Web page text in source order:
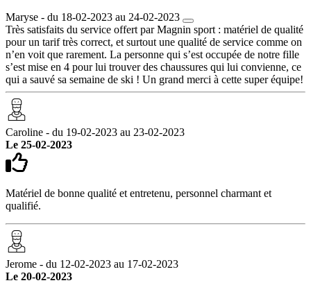
Maryse - du 18-02-2023 au 24-02-2023
Très satisfaits du service offert par Magnin sport : matériel de qualité
pour un tarif très correct, et surtout une qualité de service comme on
n’en voit que rarement. La personne qui s’est occupée de notre fille
s’est mise en 4 pour lui trouver des chaussures qui lui convienne, ce
qui a sauvé sa semaine de ski ! Un grand merci à cette super équipe!
Caroline - du 19-02-2023 au 23-02-2023
Le 25-02-2023
Matériel de bonne qualité et entretenu, personnel charmant et
qualifié.
Jerome - du 12-02-2023 au 17-02-2023
Le 20-02-2023